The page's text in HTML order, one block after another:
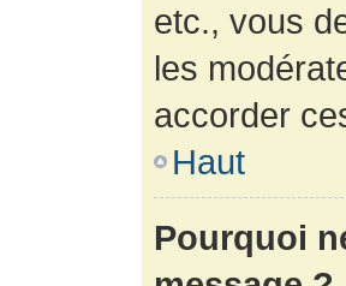
etc., vous
les
accorder
Haut
Pourquoi